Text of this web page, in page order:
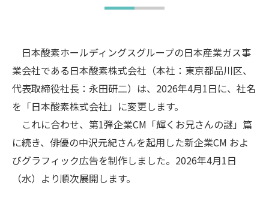
日本酸素ホールディングスグループの日本産業ガス事
業会社である日本酸素株式会社（本社：東京都品川区、
代表取締役社長：永田研二）は、2026年4月1日に、社名
を「日本酸素株式会社」に変更します。
これに合わせ、第1弾企業CM「輝くお兄さんの謎」篇
に続き、俳優の中沢元紀さんを起用した新企業CM およ
びグラフィック広告を制作しました。2026年4月1日
（水）より順次展開します。